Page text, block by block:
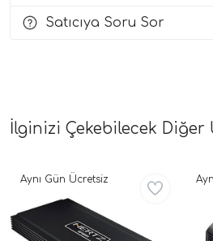
Performans)
Satıcıya Soru Sor
İlginizi Çekebilecek Diğer
Aynı Gün Ücretsiz